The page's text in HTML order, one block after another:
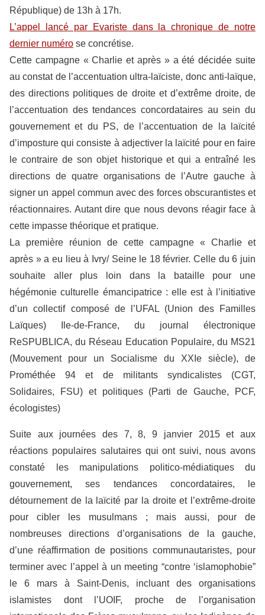
République) de 13h à 17h.
L’appel lancé par Evariste dans la chronique de notre
dernier numéro se concrétise.
Cette campagne « Charlie et après » a été décidée suite
au constat de l’accentuation ultra-laïciste, donc anti-laïque,
des directions politiques de droite et d’extrême droite, de
l’accentuation des tendances concordataires au sein du
gouvernement et du PS, de l’accentuation de la laïcité
d’imposture qui consiste à adjectiver la laïcité pour en faire
le contraire de son objet historique et qui a entraîné les
directions de quatre organisations de l’Autre gauche à
signer un appel commun avec des forces obscurantistes et
réactionnaires. Autant dire que nous devons réagir face à
cette impasse théorique et pratique.
La première réunion de cette campagne « Charlie et
après » a eu lieu à Ivry/ Seine le 18 février. Celle du 6 juin
souhaite aller plus loin dans la bataille pour une
hégémonie culturelle émancipatrice : elle est à l’initiative
d’un collectif composé de l’UFAL (Union des Familles
Laïques) Ile-de-France, du journal électronique
ReSPUBLICA, du Réseau Education Populaire, du MS21
(Mouvement pour un Socialisme du XXIe siècle), de
Prométhée 94 et de militants syndicalistes (CGT,
Solidaires, FSU) et politiques (Parti de Gauche, PCF,
écologistes)
Suite aux journées des 7, 8, 9 janvier 2015 et aux
réactions populaires salutaires qui ont suivi, nous avons
constaté les manipulations politico-médiatiques du
gouvernement, ses tendances concordataires, le
détournement de la laïcité par la droite et l’extrême-droite
pour cibler les musulmans ; mais aussi, pour de
nombreuses directions d’organisations de la gauche,
d’une réaffirmation de positions communautaristes, pour
terminer avec l’appel à un meeting “contre ‘islamophobie”
le 6 mars à Saint-Denis, incluant des organisations
islamistes dont l’UOIF, proche de l’organisation